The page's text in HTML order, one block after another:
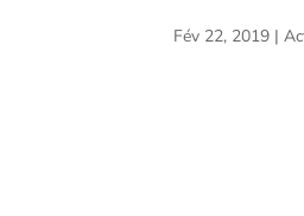
Fév 22, 2019 |